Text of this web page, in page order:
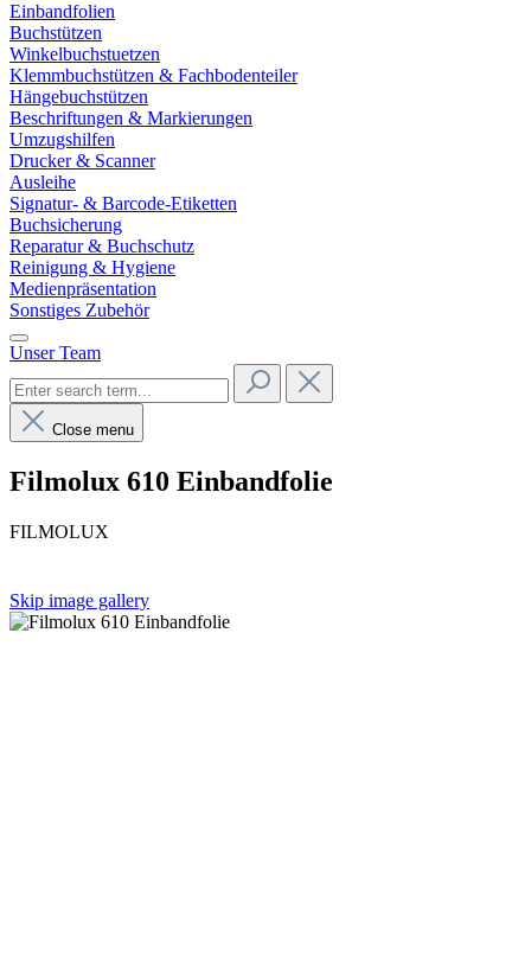
Einbandfolien
Buchstützen
Winkelbuchstuetzen
Klemmbuchstützen & Fachbodenteiler
Hängebuchstützen
Beschriftungen & Markierungen
Umzugshilfen
Drucker & Scanner
Ausleihe
Signatur- & Barcode-Etiketten
Buchsicherung
Reparatur & Buchschutz
Reinigung & Hygiene
Medienpräsentation
Sonstiges Zubehör
Unser Team
Close menu
Filmolux 610 Einbandfolie
FILMOLUX
Skip image gallery